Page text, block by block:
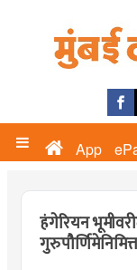
App
हंगेरियन